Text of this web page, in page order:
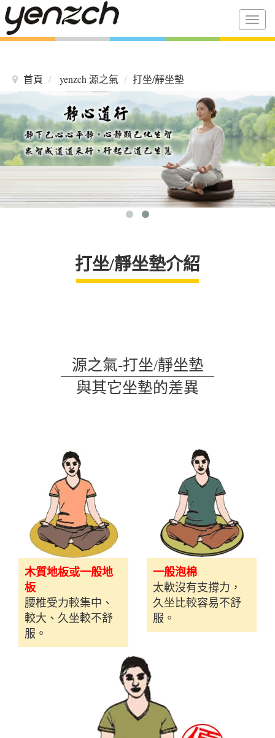
首頁 yenzch 源之氣 打坐/靜坐墊
打坐/靜坐墊介紹
源之氣-打坐/靜坐墊
與其它坐墊的差異
木質地板或一般地
板
腰椎受力較集中、
較大、久坐較不舒
服。
一般泡棉
太軟沒有支撐力，
久坐比較容易不舒
服。